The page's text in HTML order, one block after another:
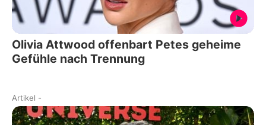
Olivia Attwood offenbart Petes geheime
Gefühle nach Trennung
Artikel -